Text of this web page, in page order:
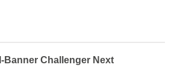
Banner Challenger Next